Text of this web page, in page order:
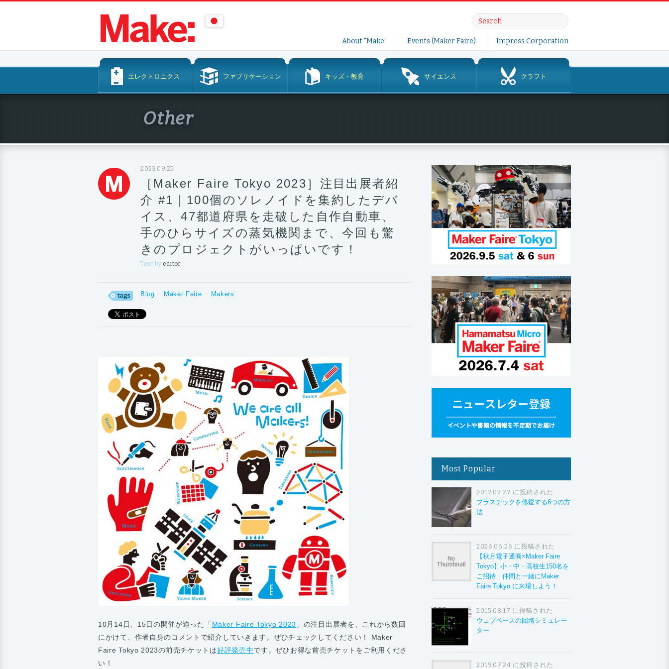
テ
ツ
へ
About "Make" Events (Maker Faire) Impress Corporation
テ
ス
エレクトロニクス ファブリケーション キッズ・教育 サイエンス クラフト
Other
2023.09.25
［Maker Faire Tokyo 2023］注目出展者紹
介 #1｜100個のソレノイドを集約したデバ
イス、47都道府県を走破した自作自動車、
手のひらサイズの蒸気機関まで、今回も驚
きのプロジェクトがいっぱいです！
Text by editor
Blog Maker Faire Makers
10月14日、15日の開催が迫った「 Maker Faire Tokyo 2023 」の注目出展者を、これから数回
にかけて、作者自身のコメントで紹介していきます。ぜひチェックしてください！ Maker
Faire Tokyo 2023の前売チケットは好評発売中です。ぜひお得な前売チケットをご利用くださ
い！
Most Popular
2017.02.27 に投稿された
プラスチックを修復する6つの方
法
2026.06.26 に投稿された
【秋月電子通商×Maker Faire
Tokyo】小・中・高校生150名を
ご招待｜仲間と一緒にMaker
Faire Tokyo に来場しよう！
2015.08.17 に投稿された
ウェブベースの回路シミュレー
ター
2019.07.24 に投稿された